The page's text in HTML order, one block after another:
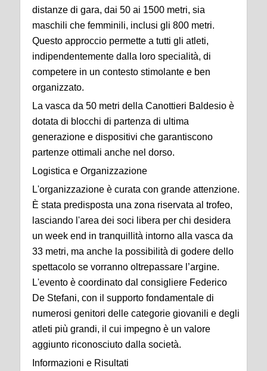
distanze di gara, dai 50 ai 1500 metri, sia
maschili che femminili, inclusi gli 800 metri.
Questo approccio permette a tutti gli atleti,
indipendentemente dalla loro specialità, di
competere in un contesto stimolante e ben
organizzato.
La vasca da 50 metri della Canottieri Baldesio è
dotata di blocchi di partenza di ultima
generazione e dispositivi che garantiscono
partenze ottimali anche nel dorso.
Logistica e Organizzazione
L'organizzazione è curata con grande attenzione.
È stata predisposta una zona riservata al trofeo,
lasciando l'area dei soci libera per chi desidera
un week end in tranquillità intorno alla vasca da
33 metri, ma anche la possibilità di godere dello
spettacolo se vorranno oltrepassare l’argine.
L'evento è coordinato dal consigliere Federico
De Stefani, con il supporto fondamentale di
numerosi genitori delle categorie giovanili e degli
atleti più grandi, il cui impegno è un valore
aggiunto riconosciuto dalla società.
Informazioni e Risultati